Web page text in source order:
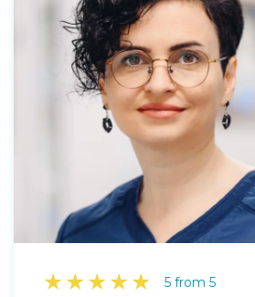
★★★★★ 5 from 5